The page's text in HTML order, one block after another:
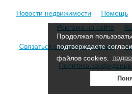
Продолжая
подтверждаете
файлов cookies.
Новости недвижимости
Помощь
Реклама на сайте
Связаться с администрацией
Политика